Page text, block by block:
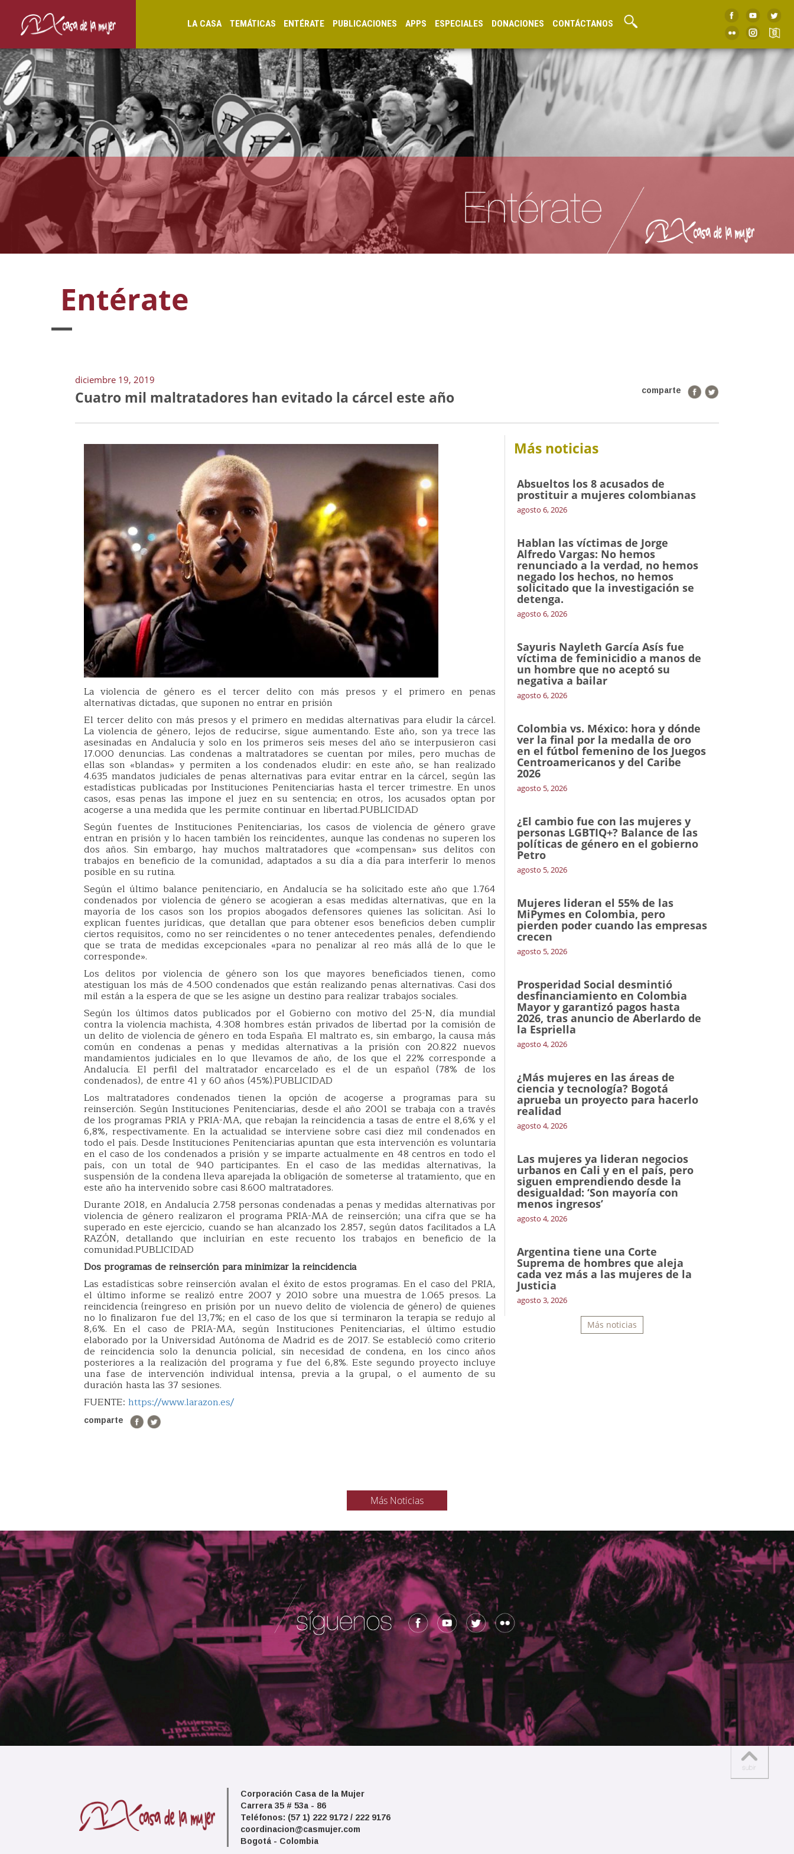
LA CASA TEMÁTICAS ENTÉRATE PUBLICACIONES APPS ESPECIALES DONACIONES CONTÁCTANOS
Entérate
diciembre 19, 2019
comparte
Cuatro mil maltratadores han evitado la cárcel este año
La violencia de género es el tercer delito con más presos y el primero en penas
alternativas dictadas, que suponen no entrar en prisión
El tercer delito con más presos y el primero en medidas alternativas para eludir la cárcel.
La violencia de género, lejos de reducirse, sigue aumentando. Este año, son ya trece las
asesinadas en Andalucía y solo en los primeros seis meses del año se interpusieron casi
17.000 denuncias. Las condenas a maltratadores se cuentan por miles, pero muchas de
ellas son «blandas» y permiten a los condenados eludir: en este año, se han realizado
4.635 mandatos judiciales de penas alternativas para evitar entrar en la cárcel, según las
estadísticas publicadas por Instituciones Penitenciarias hasta el tercer trimestre. En unos
casos, esas penas las impone el juez en su sentencia; en otros, los acusados optan por
acogerse a una medida que les permite continuar en libertad.PUBLICIDAD
Según fuentes de Instituciones Penitenciarias, los casos de violencia de género grave
entran en prisión y lo hacen también los reincidentes, aunque las condenas no superen los
dos años. Sin embargo, hay muchos maltratadores que «compensan» sus delitos con
trabajos en beneficio de la comunidad, adaptados a su día a día para interferir lo menos
posible en su rutina.
Según el último balance penitenciario, en Andalucía se ha solicitado este año que 1.764
condenados por violencia de género se acogieran a esas medidas alternativas, que en la
mayoría de los casos son los propios abogados defensores quienes las solicitan. Así lo
explican fuentes jurídicas, que detallan que para obtener esos beneficios deben cumplir
ciertos requisitos, como no ser reincidentes o no tener antecedentes penales, defendiendo
que se trata de medidas excepcionales «para no penalizar al reo más allá de lo que le
corresponde».
Los delitos por violencia de género son los que mayores beneficiados tienen, como
atestiguan los más de 4.500 condenados que están realizando penas alternativas. Casi dos
mil están a la espera de que se les asigne un destino para realizar trabajos sociales.
Según los últimos datos publicados por el Gobierno con motivo del 25-N, día mundial
contra la violencia machista, 4.308 hombres están privados de libertad por la comisión de
un delito de violencia de género en toda España. El maltrato es, sin embargo, la causa más
común en condenas a penas y medidas alternativas a la prisión con 20.822 nuevos
mandamientos judiciales en lo que llevamos de año, de los que el 22% corresponde a
Andalucía. El perfil del maltratador encarcelado es el de un español (78% de los
condenados), de entre 41 y 60 años (45%).PUBLICIDAD
Los maltratadores condenados tienen la opción de acogerse a programas para su
reinserción. Según Instituciones Penitenciarias, desde el año 2001 se trabaja con a través
de los programas PRIA y PRIA-MA, que rebajan la reincidencia a tasas de entre el 8,6% y el
6,8%, respectivamente. En la actualidad se interviene sobre casi diez mil condenados en
todo el país. Desde Instituciones Penitenciarias apuntan que esta intervención es voluntaria
en el caso de los condenados a prisión y se imparte actualmente en 48 centros en todo el
país, con un total de 940 participantes. En el caso de las medidas alternativas, la
suspensión de la condena lleva aparejada la obligación de someterse al tratamiento, que en
este año ha intervenido sobre casi 8.600 maltratadores.
Durante 2018, en Andalucía 2.758 personas condenadas a penas y medidas alternativas por
violencia de género realizaron el programa PRIA-MA de reinserción; una cifra que se ha
superado en este ejercicio, cuando se han alcanzado los 2.857, según datos facilitados a LA
RAZÓN, detallando que incluirían en este recuento los trabajos en beneficio de la
comunidad.PUBLICIDAD
Dos programas de reinserción para minimizar la reincidencia
Las estadísticas sobre reinserción avalan el éxito de estos programas. En el caso del PRIA,
el último informe se realizó entre 2007 y 2010 sobre una muestra de 1.065 presos. La
reincidencia (reingreso en prisión por un nuevo delito de violencia de género) de quienes
no lo finalizaron fue del 13,7%; en el caso de los que sí terminaron la terapia se redujo al
8,6%. En el caso de PRIA-MA, según Instituciones Penitenciarias, el último estudio
elaborado por la Universidad Autónoma de Madrid es de 2017. Se estableció como criterio
de reincidencia solo la denuncia policial, sin necesidad de condena, en los cinco años
posteriores a la realización del programa y fue del 6,8%. Este segundo proyecto incluye
una fase de intervención individual intensa, previa a la grupal, o el aumento de su
duración hasta las 37 sesiones.
FUENTE: https://www.larazon.es/
comparte
Más noticias
Absueltos los 8 acusados de
prostituir a mujeres colombianas
agosto 6, 2026
Hablan las víctimas de Jorge
Alfredo Vargas: No hemos
renunciado a la verdad, no hemos
negado los hechos, no hemos
solicitado que la investigación se
detenga.
agosto 6, 2026
Sayuris Nayleth García Asís fue
víctima de feminicidio a manos de
un hombre que no aceptó su
negativa a bailar
agosto 6, 2026
Colombia vs. México: hora y dónde
ver la final por la medalla de oro
en el fútbol femenino de los Juegos
Centroamericanos y del Caribe
2026
agosto 5, 2026
¿El cambio fue con las mujeres y
personas LGBTIQ+? Balance de las
políticas de género en el gobierno
Petro
agosto 5, 2026
Mujeres lideran el 55% de las
MiPymes en Colombia, pero
pierden poder cuando las empresas
crecen
agosto 5, 2026
Prosperidad Social desmintió
desfinanciamiento en Colombia
Mayor y garantizó pagos hasta
2026, tras anuncio de Aberlardo de
la Espriella
agosto 4, 2026
¿Más mujeres en las áreas de
ciencia y tecnología? Bogotá
aprueba un proyecto para hacerlo
realidad
agosto 4, 2026
Las mujeres ya lideran negocios
urbanos en Cali y en el país, pero
siguen emprendiendo desde la
desigualdad: ‘Son mayoría con
menos ingresos’
agosto 4, 2026
Argentina tiene una Corte
Suprema de hombres que aleja
cada vez más a las mujeres de la
Justicia
agosto 3, 2026
Más noticias
Más Noticias
Corporación Casa de la Mujer
Carrera 35 # 53a - 86
Teléfonos: (57 1) 222 9172 / 222 9176
coordinacion@casmujer.com
Bogotá - Colombia